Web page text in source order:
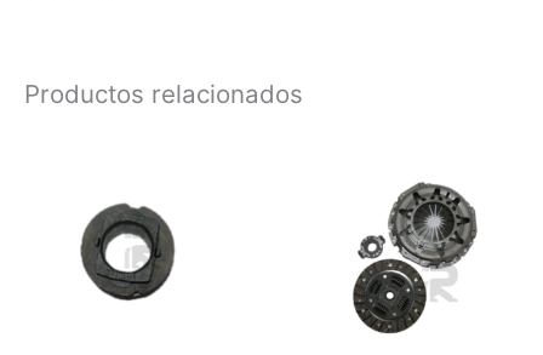
Productos relacionados